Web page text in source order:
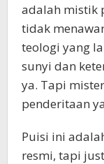
adalah mistik
tidak
teologi yang
sunyi dan
ya. Tapi
penderitaan
Puisi ini
resmi, tapi